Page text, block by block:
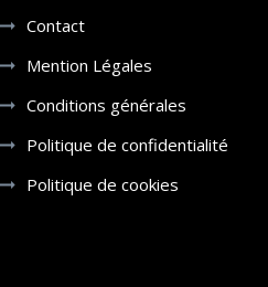
Contact
Mention Légales
Conditions générales
Politique de confidentialité
Politique de cookies